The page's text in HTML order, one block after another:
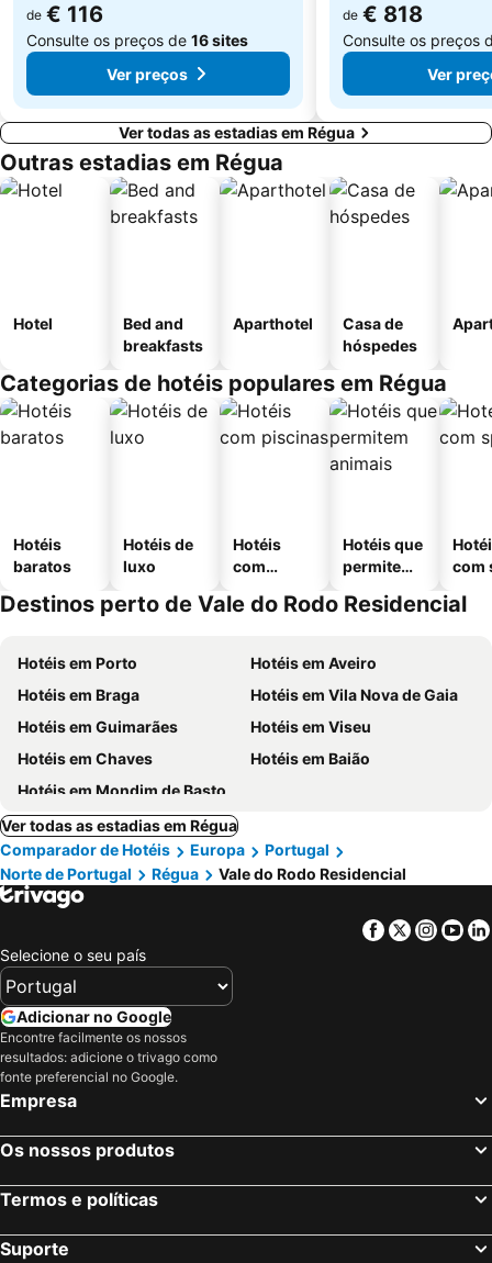
de € 116
Consulte os preços de 16 sites
Ver preços
de € 818
Consulte os preços
Ver
Ver todas as estadias em Régua
Outras estadias em Régua
Hotel
Bed and
breakfasts
Aparthotel
Casa de
hóspedes
Categorias de hotéis populares em Régua
Hotéis
baratos
Hotéis de
luxo
Hotéis
com
Hotéis que
permitem
com
Destinos perto de Vale do Rodo Residencial
Hotéis em Porto
Hotéis em Aveiro
Hotéis em Braga
Hotéis em Vila Nova de Gaia
Hotéis em Guimarães
Hotéis em Viseu
Hotéis em Chaves
Hotéis em Baião
Hotéis em Mondim de Basto
Ver todas as estadias em Régua
Comparador de Hotéis
Europa
Portugal
Norte de Portugal
Régua Vale do Rodo Residencial
Facebook
Twitter
Selecione o seu país
Adicionar no Google
Encontre facilmente os nossos
resultados: adicione o trivago como
fonte preferencial no Google.
Empresa
Os nossos produtos
Termos e políticas
Suporte